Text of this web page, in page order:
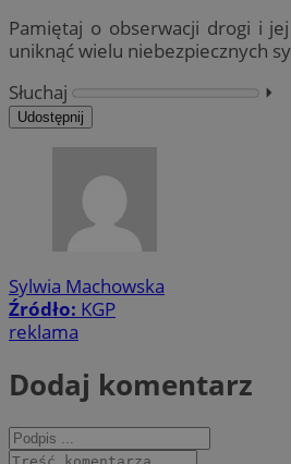
Pamiętaj o obserwacji drogi i
uniknąć wielu niebezpiecznych
Słuchaj
⏵︎
Udostępnij
Sylwia Machowska
Źródło: KGP
reklama
Dodaj komentarz